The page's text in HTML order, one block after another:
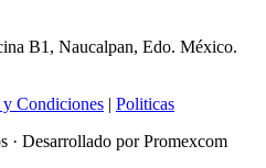
B1, Naucalpan, Edo. México.
Condiciones | Politicas
Desarrollado por Promexcom